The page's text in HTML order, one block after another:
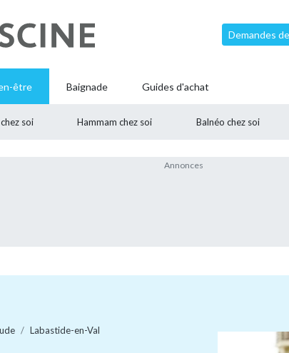
Demandes
être
soi Hammam chez soi Balnéo chez soi
Baignade Guides d'achat
Labastide-en-Val